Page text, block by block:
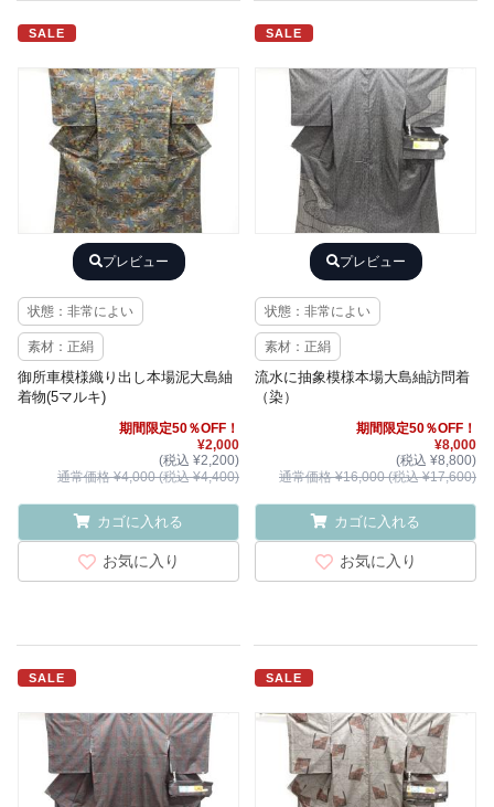
SALE
プレビュー
状態：非常によい
素材：正絹
御所車模様織り出し本場泥大島紬
着物(5マルキ)
期間限定50％OFF！
¥2,000
(税込 ¥2,200)
通常価格 ¥4,000 (税込 ¥4,400)
カゴに入れる
お気に入り
SALE
プレビュー
状態：非常によい
素材：正絹
流水に抽象模様本場大島紬訪問着
（染）
期間限定50％OFF！
¥8,000
(税込 ¥8,800)
通常価格 ¥16,000 (税込 ¥17,600)
カゴに入れる
お気に入り
SALE SALE